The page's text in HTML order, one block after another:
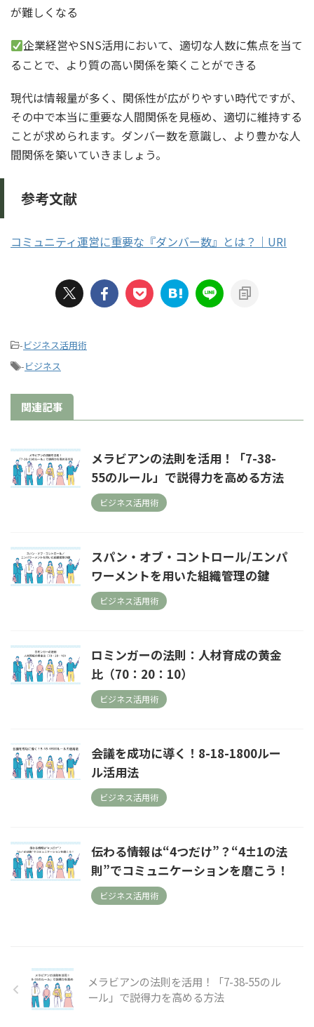
が難しくなる
企業経営やSNS活用において、適切な人数に焦点を当て
ることで、より質の高い関係を築くことができる
現代は情報量が多く、関係性が広がりやすい時代ですが、
その中で本当に重要な人間関係を見極め、適切に維持する
ことが求められます。ダンバー数を意識し、より豊かな人
間関係を築いていきましょう。
参考文献
コミュニティ運営に重要な『ダンバー数』とは？｜URI
-ビジネス活用術
-ビジネス
関連記事
メラビアンの法則を活用！「7-38-
55のルール」で説得力を高める方法
ビジネス活用術
スパン・オブ・コントロール/エンパ
ワーメントを用いた組織管理の鍵
ビジネス活用術
ロミンガーの法則：人材育成の黄金
比（70：20：10）
ビジネス活用術
会議を成功に導く！8-18-1800ルー
ル活用法
ビジネス活用術
伝わる情報は“4つだけ”？“4±1の法
則”でコミュニケーションを磨こう！
ビジネス活用術
メラビアンの法則を活用！「7-38-55のル
ール」で説得力を高める方法